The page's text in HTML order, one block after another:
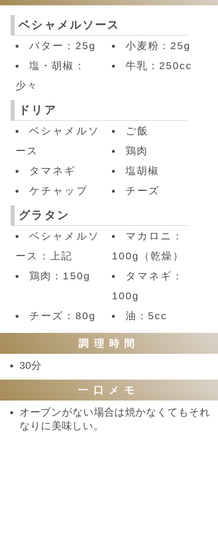
ベシャメルソース
バター：25g
小麦粉：25g
塩・胡椒：
少々
牛乳：250cc
ドリア
ベシャメルソ
ース
ご飯
鶏肉
タマネギ
塩胡椒
ケチャップ
チーズ
グラタン
ベシャメルソ
ース：上記
マカロニ：
100g（乾燥）
鶏肉：150g
タマネギ：
100g
チーズ：80g
油：5cc
調理時間
30分
一口メモ
オーブンがない場合は焼かなくてもそれ
なりに美味しい。